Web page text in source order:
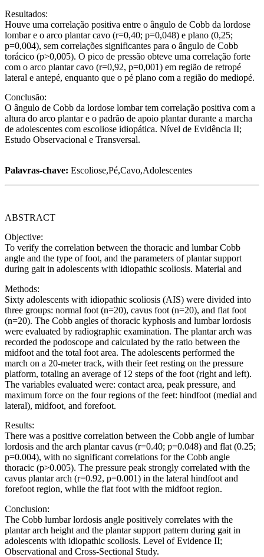
Resultados:
Houve uma correlação positiva entre o ângulo de Cobb da lordose
lombar e o arco plantar cavo (r=0,40; p=0,048) e plano (0,25;
p=0,004), sem correlações significantes para o ângulo de Cobb
torácico (p>0,005). O pico de pressão obteve uma correlação forte
com o arco plantar cavo (r=0,92, p=0,001) em região de retropé
lateral e antepé, enquanto que o pé plano com a região do mediopé.
Conclusão:
O ângulo de Cobb da lordose lombar tem correlação positiva com a
altura do arco plantar e o padrão de apoio plantar durante a marcha
de adolescentes com escoliose idiopática. Nível de Evidência II;
Estudo Observacional e Transversal.
Palavras-chave: Escoliose,Pé,Cavo,Adolescentes
ABSTRACT
Objective:
To verify the correlation between the thoracic and lumbar Cobb
angle and the type of foot, and the parameters of plantar support
during gait in adolescents with idiopathic scoliosis. Material and
Methods:
Sixty adolescents with idiopathic scoliosis (AIS) were divided into
three groups: normal foot (n=20), cavus foot (n=20), and flat foot
(n=20). The Cobb angles of thoracic kyphosis and lumbar lordosis
were evaluated by radiographic examination. The plantar arch was
recorded the podoscope and calculated by the ratio between the
midfoot and the total foot area. The adolescents performed the
march on a 20-meter track, with their feet resting on the pressure
platform, totaling an average of 12 steps of the foot (right and left).
The variables evaluated were: contact area, peak pressure, and
maximum force on the four regions of the feet: hindfoot (medial and
lateral), midfoot, and forefoot.
Results:
There was a positive correlation between the Cobb angle of lumbar
lordosis and the arch plantar cavus (r=0.40; p=0.048) and flat (0.25;
p=0.004), with no significant correlations for the Cobb angle
thoracic (p>0.005). The pressure peak strongly correlated with the
cavus plantar arch (r=0.92, p=0.001) in the lateral hindfoot and
forefoot region, while the flat foot with the midfoot region.
Conclusion:
The Cobb lumbar lordosis angle positively correlates with the
plantar arch height and the plantar support pattern during gait in
adolescents with idiopathic scoliosis. Level of Evidence II;
Observational and Cross-Sectional Study.